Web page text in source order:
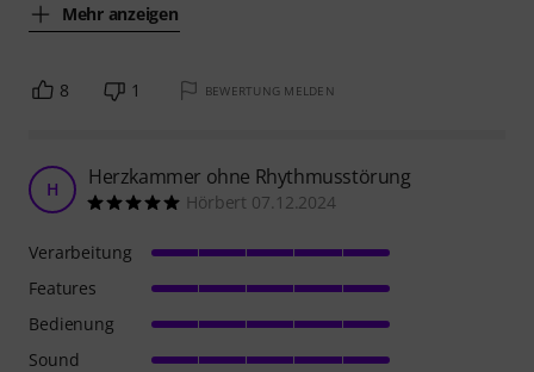
Mehr anzeigen
8 1 BEWERTUNG MELDEN
H Herzkammer ohne Rhythmusstörung
Hörbert 07.12.2024
Verarbeitung
Features
Bedienung
Sound